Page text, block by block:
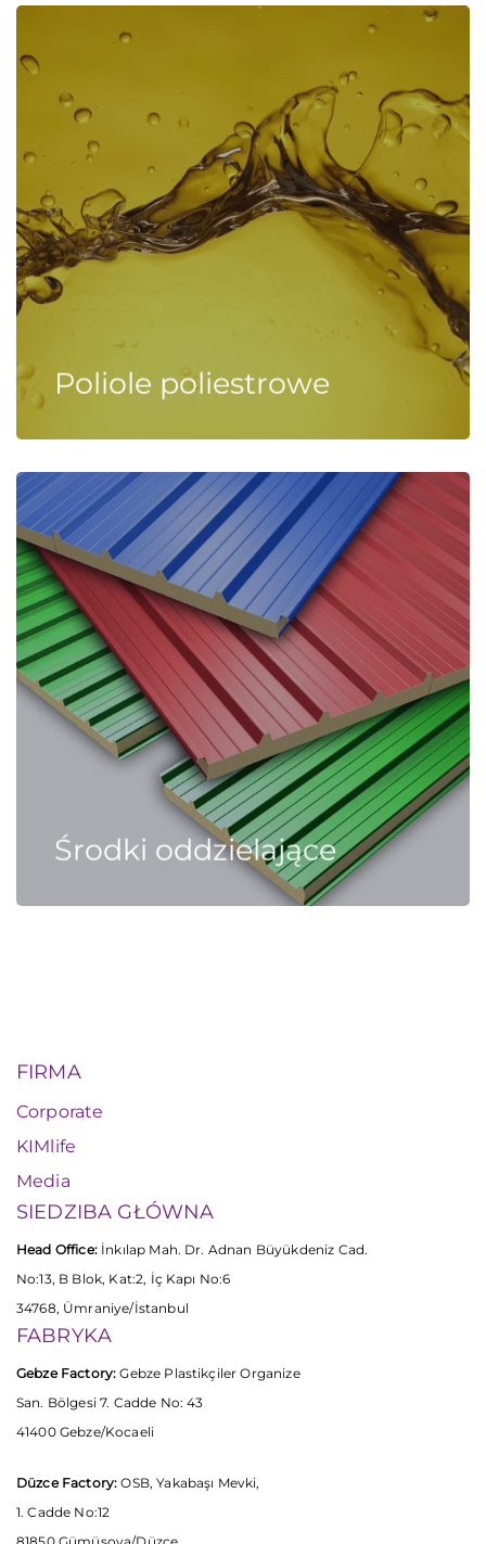
Poliole poliestrowe
Środki oddzielające
FIRMA
Corporate
KIMlife
Media
SIEDZIBA GŁÓWNA
Head Office:İnkılap Mah. Dr. Adnan Büyükdeniz Cad.
No:13, B Blok, Kat:2, İç Kapı No:6
34768, Ümraniye/İstanbul
FABRYKA
Gebze Factory: Gebze Plastikçiler Organize
San. Bölgesi 7. Cadde No: 43
41400 Gebze/Kocaeli
Düzce Factory: OSB, Yakabaşı Mevki,
1. Cadde No:12